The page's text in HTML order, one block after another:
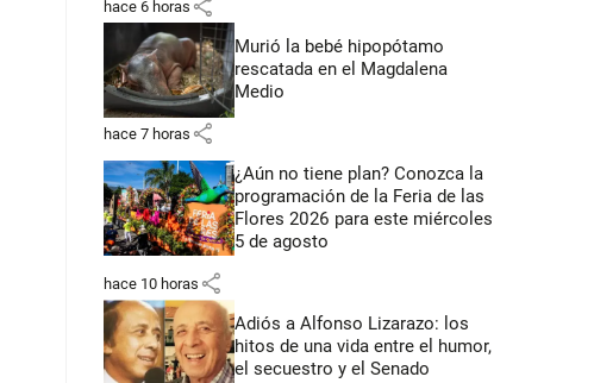
hace 6 horas share
Murió la bebé hipopótamo
rescatada en el Magdalena
Medio
hace 7 horas share
¿Aún no tiene plan? Conozca la
programación de la Feria de las
Flores 2026 para este miércoles
5 de agosto
hace 10 horas share
Adiós a Alfonso Lizarazo: los
hitos de una vida entre el humor,
el secuestro y el Senado